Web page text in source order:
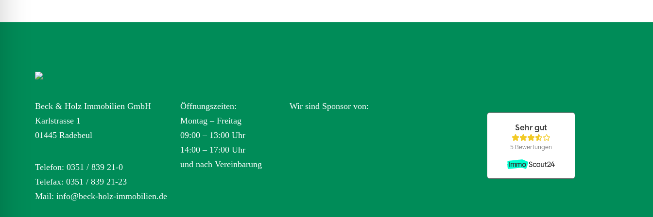
Beck & Holz Immobilien GmbH
Karlstrasse 1
01445 Radebeul
Telefon: 0351 / 839 21-0
Telefax: 0351 / 839 21-23
Mail: info@beck-holz-immobilien.de
Öffnungszeiten:
Montag – Freitag
09:00 – 13:00 Uhr
14:00 – 17:00 Uhr
und nach Vereinbarung
Wir sind Sponsor von: